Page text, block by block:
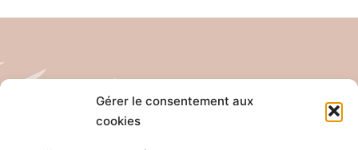
Gérer le consentement aux
cookies
Tél: 04 26 65 32 19